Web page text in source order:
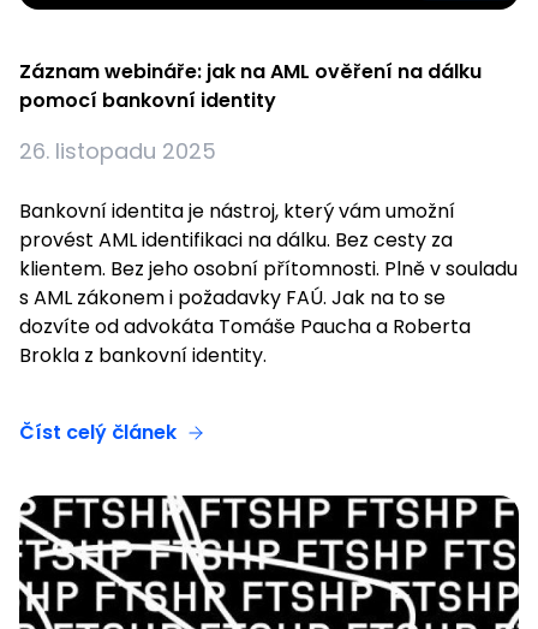
Záznam webináře: jak na AML ověření na dálku
pomocí bankovní identity
26. listopadu 2025
Bankovní identita je nástroj, který vám umožní
provést AML identifikaci na dálku. Bez cesty za
klientem. Bez jeho osobní přítomnosti. Plně v souladu
s AML zákonem i požadavky FAÚ. Jak na to se
dozvíte od advokáta Tomáše Paucha a Roberta
Brokla z bankovní identity.
Číst celý článek